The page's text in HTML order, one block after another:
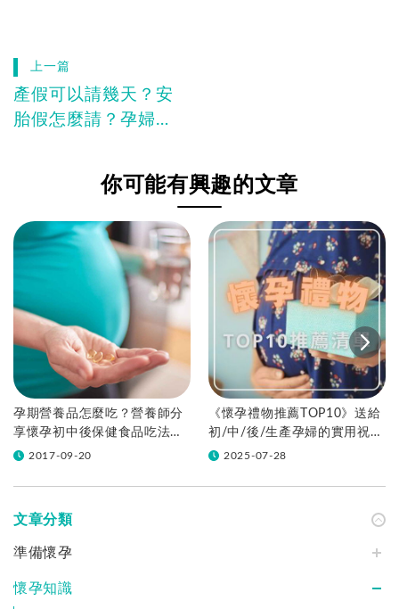
上一篇
產假可以請幾天？安
胎假怎麼請？孕婦安
假天數、薪資總整理
你可能有興趣的文章
孕期營養品怎麼吃？營養師分
享懷孕初中後保健食品吃法、
孕婦三階段挑選懶人包
2017-09-20
《懷孕禮物推薦TOP10》送給
初/中/後/生產孕婦的實用祝福
好物，送懷孕朋友不踩雷！
2025-07-28
文章分類
準備懷孕
懷孕知識